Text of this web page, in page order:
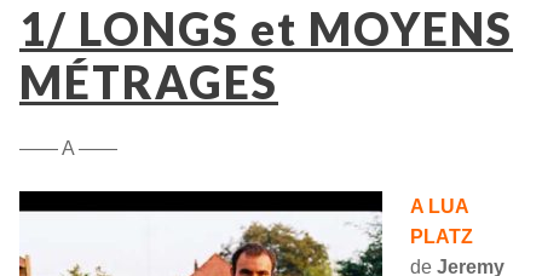
1/ LONGS et MOYENS
MÉTRAGES
—— A ——
A LUA
PLATZ
de Jeremy